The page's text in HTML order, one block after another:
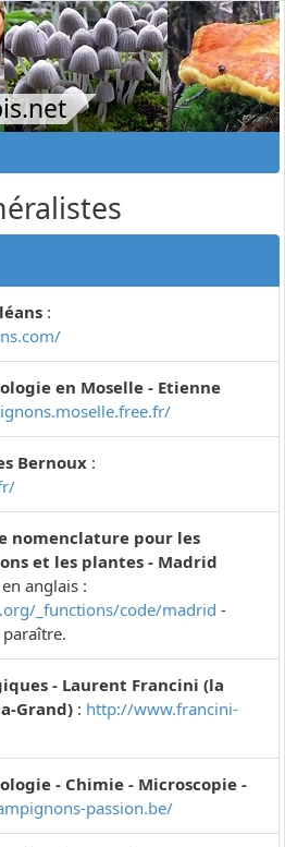
:
en Moselle - Etienne
Bernoux :
nomenclature pour les
et les plantes - Madrid
anglais :
_functions/code/madrid -
- Laurent Francini (la
Grand) : http://www.francini-
- Chimie - Microscopie -
passion.be/